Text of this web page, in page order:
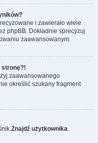
i zawierało wiele
phpBB. Dokładnie sprecyzuj
zaawansowanym.
stronę?!
zaawansowanego
określić szukany fragment
Znajdź użytkownika.